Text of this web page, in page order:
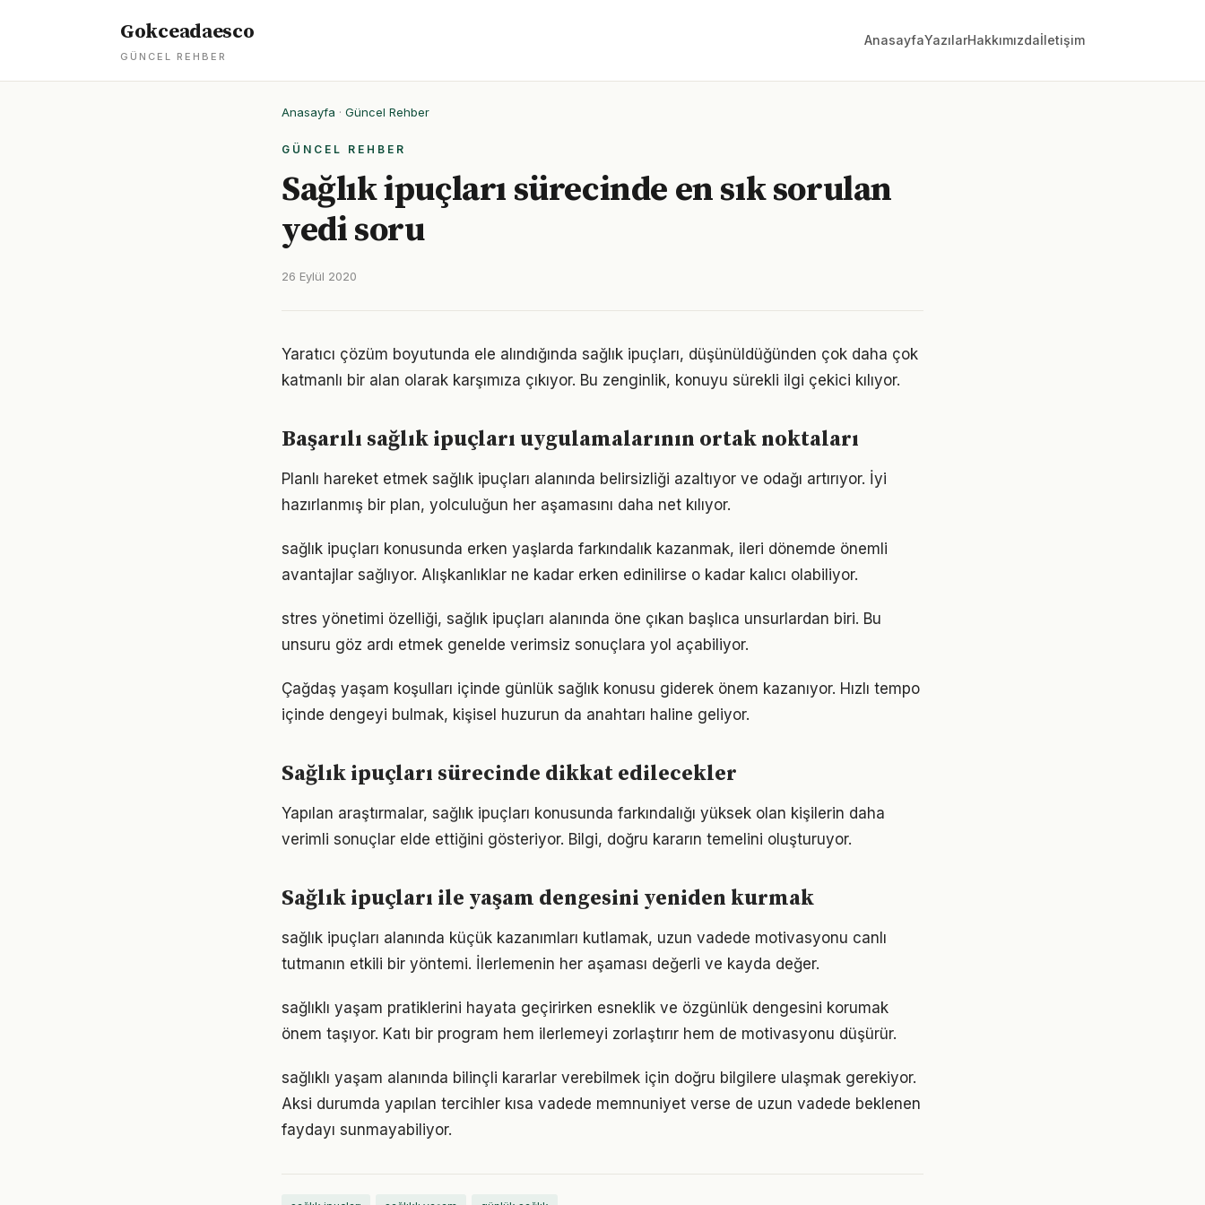
Gokceadaesco
GÜNCEL REHBER
AnasayfaYazılarHakkımızdaİletişim
Anasayfa · Güncel Rehber
GÜNCEL REHBER
Sağlık ipuçları sürecinde en sık sorulan
yedi soru
26 Eylül 2020
Yaratıcı çözüm boyutunda ele alındığında sağlık ipuçları, düşünüldüğünden çok daha çok
katmanlı bir alan olarak karşımıza çıkıyor. Bu zenginlik, konuyu sürekli ilgi çekici kılıyor.
Başarılı sağlık ipuçları uygulamalarının ortak noktaları
Planlı hareket etmek sağlık ipuçları alanında belirsizliği azaltıyor ve odağı artırıyor. İyi
hazırlanmış bir plan, yolculuğun her aşamasını daha net kılıyor.
sağlık ipuçları konusunda erken yaşlarda farkındalık kazanmak, ileri dönemde önemli
avantajlar sağlıyor. Alışkanlıklar ne kadar erken edinilirse o kadar kalıcı olabiliyor.
stres yönetimi özelliği, sağlık ipuçları alanında öne çıkan başlıca unsurlardan biri. Bu
unsuru göz ardı etmek genelde verimsiz sonuçlara yol açabiliyor.
Çağdaş yaşam koşulları içinde günlük sağlık konusu giderek önem kazanıyor. Hızlı tempo
içinde dengeyi bulmak, kişisel huzurun da anahtarı haline geliyor.
Sağlık ipuçları sürecinde dikkat edilecekler
Yapılan araştırmalar, sağlık ipuçları konusunda farkındalığı yüksek olan kişilerin daha
verimli sonuçlar elde ettiğini gösteriyor. Bilgi, doğru kararın temelini oluşturuyor.
Sağlık ipuçları ile yaşam dengesini yeniden kurmak
sağlık ipuçları alanında küçük kazanımları kutlamak, uzun vadede motivasyonu canlı
tutmanın etkili bir yöntemi. İlerlemenin her aşaması değerli ve kayda değer.
sağlıklı yaşam pratiklerini hayata geçirirken esneklik ve özgünlük dengesini korumak
önem taşıyor. Katı bir program hem ilerlemeyi zorlaştırır hem de motivasyonu düşürür.
sağlıklı yaşam alanında bilinçli kararlar verebilmek için doğru bilgilere ulaşmak gerekiyor.
Aksi durumda yapılan tercihler kısa vadede memnuniyet verse de uzun vadede beklenen
faydayı sunmayabiliyor.